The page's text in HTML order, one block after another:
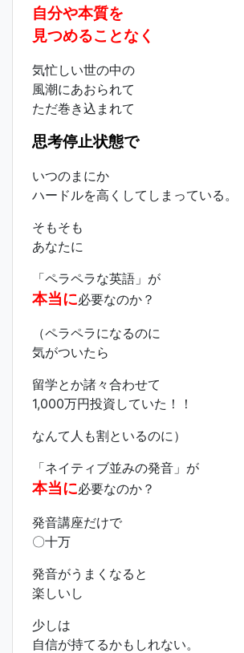
自分や本質を
見つめることなく
気忙しい世の中の
風潮にあおられて
ただ巻き込まれて
思考停止状態で
いつのまにか
ハードルを高くしてしまっている。
そもそも
あなたに
「ペラペラな英語」が
本当に必要なのか？
（ペラペラになるのに
気がついたら
留学とか諸々合わせて
1,000万円投資していた！！
なんて人も割といるのに）
「ネイティブ並みの発音」が
本当に必要なのか？
発音講座だけで
〇十万
発音がうまくなると
楽しいし
少しは
自信が持てるかもしれない。